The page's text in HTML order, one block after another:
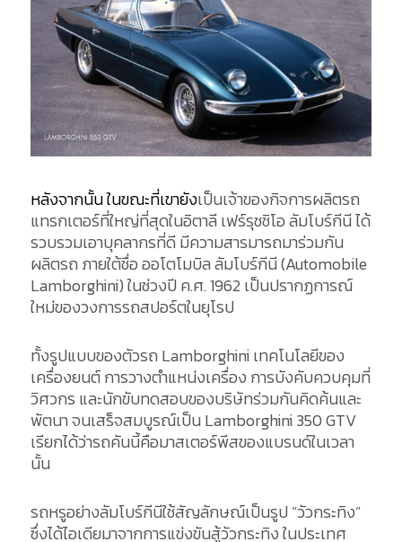
หลังจากนั้น ในขณะที่เขายังเป็นเจ้าของกิจการผลิตรถ
แทรกเตอร์ที่ใหญ่ที่สุดในอิตาลี เฟร์รุชชิโอ ลัมโบร์กีนี ได้
รวบรวมเอาบุคลากรที่ดี มีความสารมารถมาร่วมกัน
ผลิตรถ ภายใต้ชื่อ ออโตโมบิล ลัมโบร์กีนี (Automobile
Lamborghini) ในช่วงปี ค.ศ. 1962 เป็นปรากฏการณ์
ใหม่ของวงการรถสปอร์ตในยุโรป
ทั้งรูปแบบของตัวรถ Lamborghini เทคโนโลยีของ
เครื่องยนต์ การวางตำแหน่งเครื่อง การบังคับควบคุมที่
วิศวกร และนักขับทดสอบของบริษัทร่วมกันคิดค้นและ
พัตนา จนเสร็จสมบูรณ์เป็น Lamborghini 350 GTV
เรียกได้ว่ารถคันนี้คือมาสเตอร์พีสของแบรนด์ในเวลา
นั้น
รถหรูอย่างลัมโบร์กีนีใช้สัญลักษณ์เป็นรูป “วัวกระทิง”
ซึ่งได้ไอเดียมาจากการแข่งขันสู้วัวกระทิง ในประเทศ